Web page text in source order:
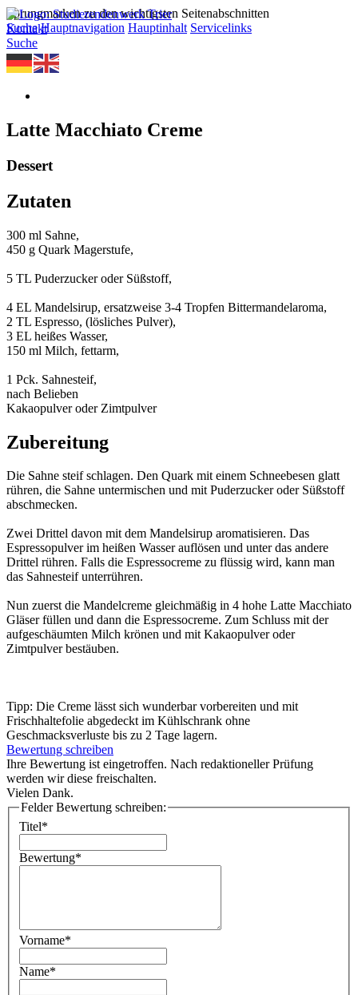
Sprungmarken zu den wichtigsten Seitenabschnitten
Suche Hauptnavigation Hauptinhalt Servicelinks
Kontakt
Suche
Latte Macchiato Creme
Dessert
Zutaten
300 ml Sahne,
450 g Quark Magerstufe,
5 TL Puderzucker oder Süßstoff,
4 EL Mandelsirup, ersatzweise 3-4 Tropfen Bittermandelaroma,
2 TL Espresso, (lösliches Pulver),
3 EL heißes Wasser,
150 ml Milch, fettarm,
1 Pck. Sahnesteif,
nach Belieben
Kakaopulver oder Zimtpulver
Zubereitung
Die Sahne steif schlagen. Den Quark mit einem Schneebesen glatt
rühren, die Sahne untermischen und mit Puderzucker oder Süßstoff
abschmecken.
Zwei Drittel davon mit dem Mandelsirup aromatisieren. Das
Espressopulver im heißen Wasser auflösen und unter das andere
Drittel rühren. Falls die Espressocreme zu flüssig wird, kann man
das Sahnesteif unterrühren.
Nun zuerst die Mandelcreme gleichmäßig in 4 hohe Latte Macchiato
Gläser füllen und dann die Espressocreme. Zum Schluss mit der
aufgeschäumten Milch krönen und mit Kakaopulver oder
Zimtpulver bestäuben.
Tipp: Die Creme lässt sich wunderbar vorbereiten und mit
Frischhaltefolie abgedeckt im Kühlschrank ohne
Geschmacksverluste bis zu 2 Tage lagern.
Bewertung schreiben
Ihre Bewertung ist eingetroffen. Nach redaktioneller Prüfung
werden wir diese freischalten.
Vielen Dank.
Felder Bewertung schreiben:
Titel*
Bewertung*
Vorname*
Name*